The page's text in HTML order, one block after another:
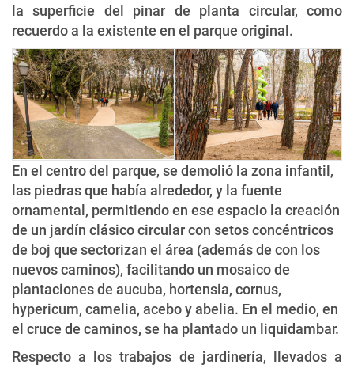
la superficie del pinar de planta circular, como
recuerdo a la existente en el parque original.
En el centro del parque, se demolió la zona infantil,
las piedras que había alrededor, y la fuente
ornamental, permitiendo en ese espacio la creación
de un jardín clásico circular con setos concéntricos
de boj que sectorizan el área (además de con los
nuevos caminos), facilitando un mosaico de
plantaciones de aucuba, hortensia, cornus,
hypericum, camelia, acebo y abelia. En el medio, en
el cruce de caminos, se ha plantado un liquidambar.
Respecto a los trabajos de jardinería, llevados a